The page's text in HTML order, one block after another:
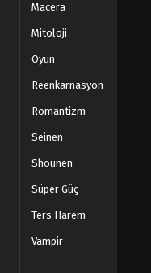
Macera
Mitoloji
Oyun
Reenkarnasyon
Romantizm
Seinen
Shounen
Süper Güç
Ters Harem
Vampir